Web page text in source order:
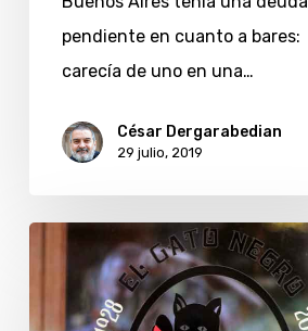
Buenos
Airespendiente en cuanto a bares:
carecía de uno en una…
César Dergarabedian
29 julio, 2019
negocios